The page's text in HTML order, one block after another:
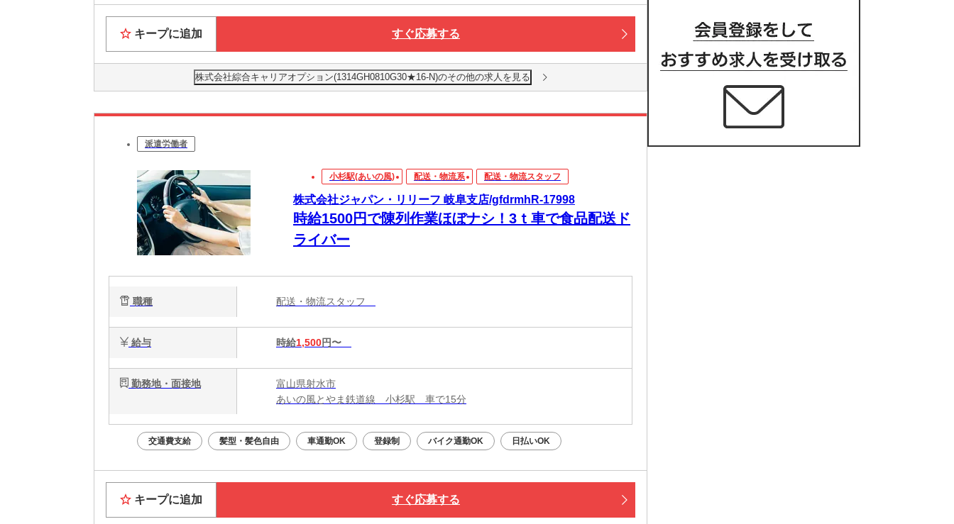
キープに追加 すぐ応募する
株式会社綜合キャリアオプション(1314GH0810G30★16-N)のその他の求人を見る
派遣労働者
小杉駅(あいの風) 配送・物流系 配送・物流スタッフ
株式会社ジャパン・リリーフ 岐阜支店/gfdrmhR-17998
時給1500円で陳列作業ほぼナシ！3ｔ車で食品配送ド
ライバー
職種 配送・物流スタッフ
給与 時給1,500円〜
勤務地・面接地
富山県射水市
あいの風とやま鉄道線 小杉駅 車で15分
交通費支給 髪型・髪色自由 車通勤OK 登録制 バイク通勤OK 日払いOK
キープに追加 すぐ応募する